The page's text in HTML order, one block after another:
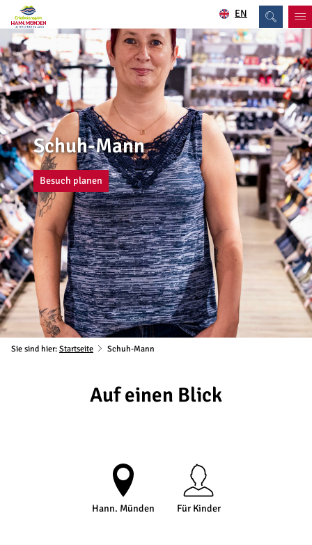
EN
Schuh-Mann
Besuch planen
Sie sind hier: Startseite Schuh-Mann
Auf einen Blick
Hann. Münden Für Kinder